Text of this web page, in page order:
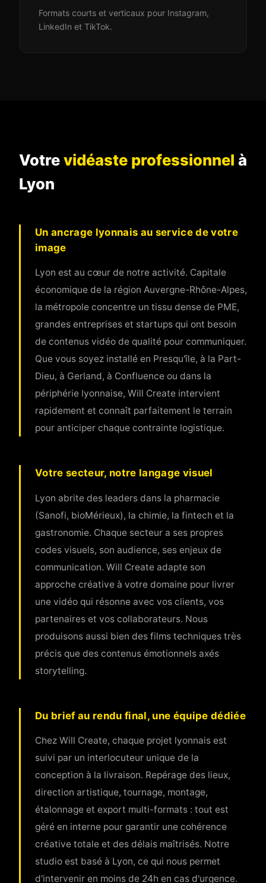
Formats courts et verticaux pour Instagram,
LinkedIn et TikTok.
Votrevidéaste professionnel à
Lyon
Un ancrage lyonnais au service de votre
image
Lyon est au cœur de notre activité. Capitale
économique de la région Auvergne-Rhône-Alpes,
la métropole concentre un tissu dense de PME,
grandes entreprises et startups qui ont besoin
de contenus vidéo de qualité pour communiquer.
Que vous soyez installé en Presqu'île, à la Part-
Dieu, à Gerland, à Confluence ou dans la
périphérie lyonnaise, Will Create intervient
rapidement et connaît parfaitement le terrain
pour anticiper chaque contrainte logistique.
Votre secteur, notre langage visuel
Lyon abrite des leaders dans la pharmacie
(Sanofi, bioMérieux), la chimie, la fintech et la
gastronomie. Chaque secteur a ses propres
codes visuels, son audience, ses enjeux de
communication. Will Create adapte son
approche créative à votre domaine pour livrer
une vidéo qui résonne avec vos clients, vos
partenaires et vos collaborateurs. Nous
produisons aussi bien des films techniques très
précis que des contenus émotionnels axés
storytelling.
Du brief au rendu final, une équipe dédiée
Chez Will Create, chaque projet lyonnais est
suivi par un interlocuteur unique de la
conception à la livraison. Repérage des lieux,
direction artistique, tournage, montage,
étalonnage et export multi-formats : tout est
géré en interne pour garantir une cohérence
créative totale et des délais maîtrisés. Notre
studio est basé à Lyon, ce qui nous permet
d'intervenir en moins de 24h en cas d'urgence.